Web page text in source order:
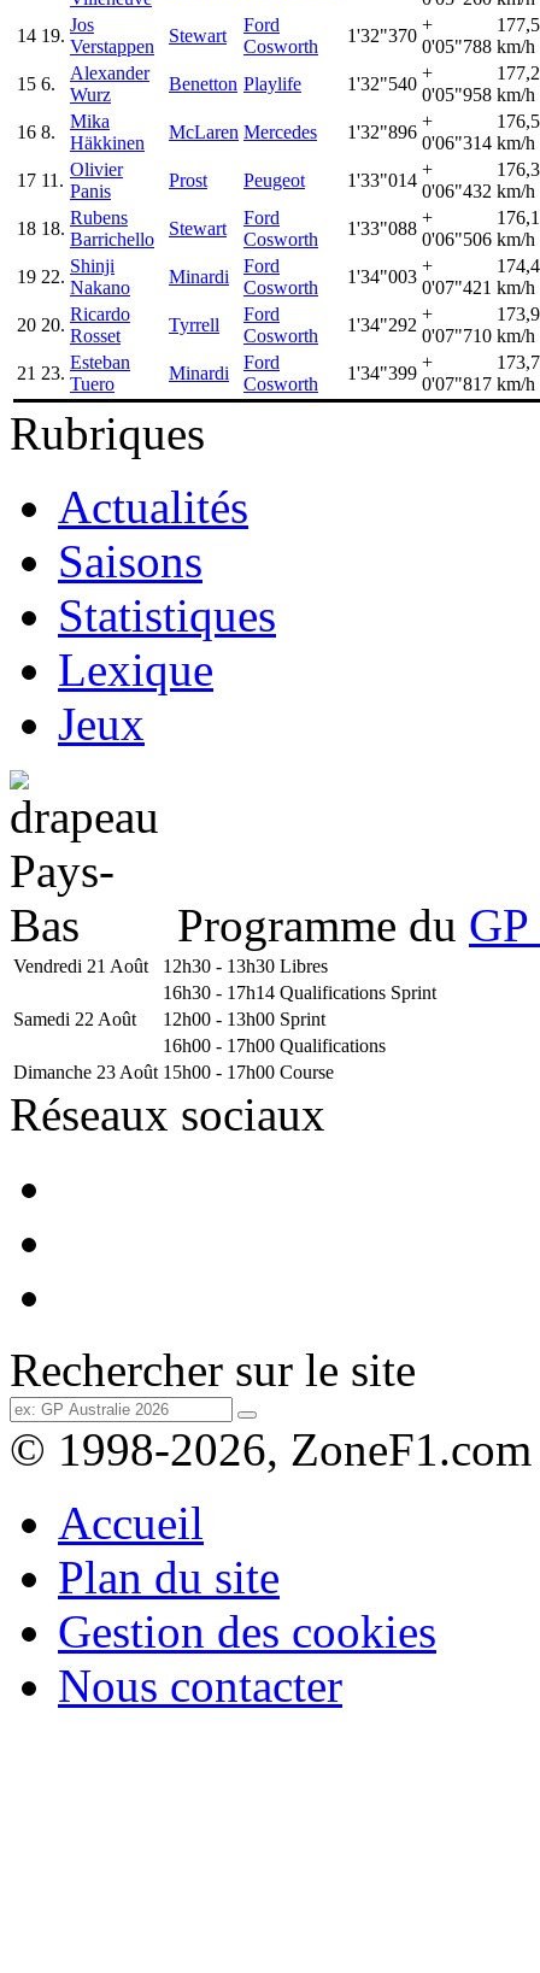
14 19.
Jos
Verstappen
Stewart
Ford
Cosworth
1'32"370
+
0'05"788 km/h
15 6.
Alexander
Wurz
Benetton Playlife 1'32"540
+
0'05"958 km/h
16 8.
Mika
Häkkinen
McLaren Mercedes 1'32"896
+
0'06"314 km/h
17 11.
Olivier
Panis
Prost Peugeot 1'33"014
+
0'06"432 km/h
18 18.
Rubens
Barrichello
Stewart
Ford
Cosworth
1'33"088
+
0'06"506 km/h
19 22.
Shinji
Nakano
Minardi
Ford
Cosworth
1'34"003
+
0'07"421 km/h
20 20.
Ricardo
Rosset
Tyrrell
Ford
Cosworth
1'34"292
+
0'07"710 km/h
21 23.
Esteban
Tuero
Minardi
Ford
Cosworth
1'34"399
+
0'07"817 km/h
Rubriques
Actualités
Saisons
Statistiques
Lexique
Jeux
Programme du
Vendredi 21 Août 12h30 - 13h30 Libres
16h30 - 17h14 Qualifications Sprint
Samedi 22 Août
12h00 - 13h00 Sprint
16h00 - 17h00 Qualifications
Dimanche 23 Août 15h00 - 17h00 Course
Réseaux sociaux
Rechercher sur le site
© 1998-2026, ZoneF1.com
Accueil
Plan du site
Gestion des cookies
Nous contacter